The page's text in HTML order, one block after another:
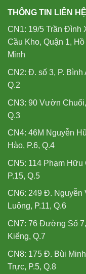
THÔNG TIN LIÊN HỆ
CN1: 19/5 Trần Đình
Cầu Kho, Quận 1,
Minh
CN2: Đ. số 3, P. Bình
Q.2
CN3: 90 Vườn
Q.3
CN4: 46M Nguyễn
Hào, P.6, Q.4
CN5: 114 Phạm Hữu
P.15, Q.5
CN6: 249 Đ. Nguyễn
Luông, P.11, Q.6
CN7: 76 Đường Số
Kiểng, Q.7
CN8: 175 Đ. Bùi Minh
Trực, P.5, Q.8